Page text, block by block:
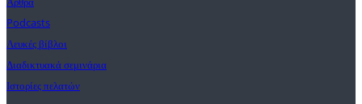
Podcasts
Λευκές βίβλοι
Διαδικτυακά σεμινάρια
Ιστορίες πελατών